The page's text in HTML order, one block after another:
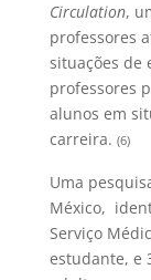
Circulation,
professores
situações de
professores
alunos em
carreira. (6)
Uma
México,
Serviço
estudante, e